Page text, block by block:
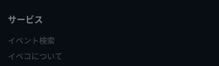
サービス
イベント検索
イベコについて